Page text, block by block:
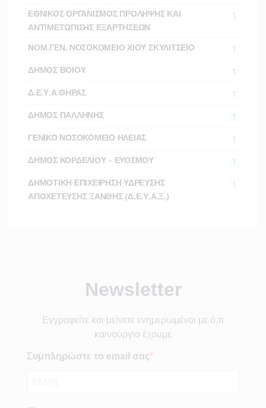
ΕΘΝΙΚΟΣ ΟΡΓΑΝΙΣΜΟΣ ΠΡΟΛΗΨΗΣ ΚΑΙ
ΑΝΤΙΜΕΤΩΠΙΣΗΣ ΕΞΑΡΤΗΣΕΩΝ
1
ΝΟΜ.ΓΕΝ. ΝΟΣΟΚΟΜΕΙΟ ΧΙΟΥ ΣΚΥΛΙΤΣΕΙΟ 1
ΔΗΜΟΣ ΒΟΙΟΥ 1
Δ.Ε.Υ.Α ΘΗΡΑΣ 1
ΔΗΜΟΣ ΠΑΛΛΗΝΗΣ 1
ΓΕΝΙΚΟ ΝΟΣΟΚΟΜΕΙΟ ΗΛΕΙΑΣ 1
ΔΗΜΟΣ ΚΟΡΔΕΛΙΟΥ - ΕΥΟΣΜΟΥ 1
ΔΗΜΟΤΙΚΗ ΕΠΙΧΕΙΡΗΣΗ ΥΔΡΕΥΣΗΣ
ΑΠΟΧΕΤΕΥΣΗΣ ΞΑΝΘΗΣ (Δ.Ε.Υ.Α.Ξ.)
1